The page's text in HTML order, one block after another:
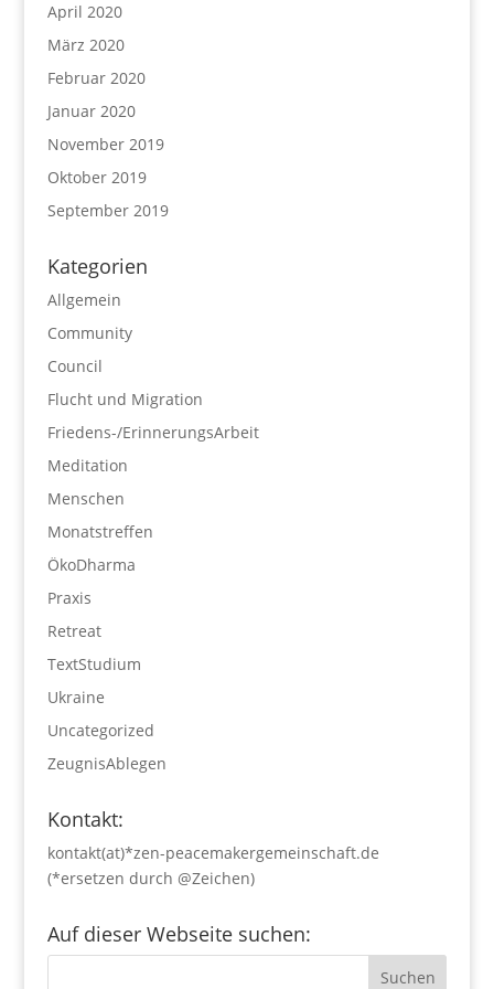
April 2020
März 2020
Februar 2020
Januar 2020
November 2019
Oktober 2019
September 2019
Kategorien
Allgemein
Community
Council
Flucht und Migration
Friedens-/ErinnerungsArbeit
Meditation
Menschen
Monatstreffen
ÖkoDharma
Praxis
Retreat
TextStudium
Ukraine
Uncategorized
ZeugnisAblegen
Kontakt:
kontakt(at)*zen-peacemakergemeinschaft.de
(*ersetzen durch @Zeichen)
Auf dieser Webseite suchen: